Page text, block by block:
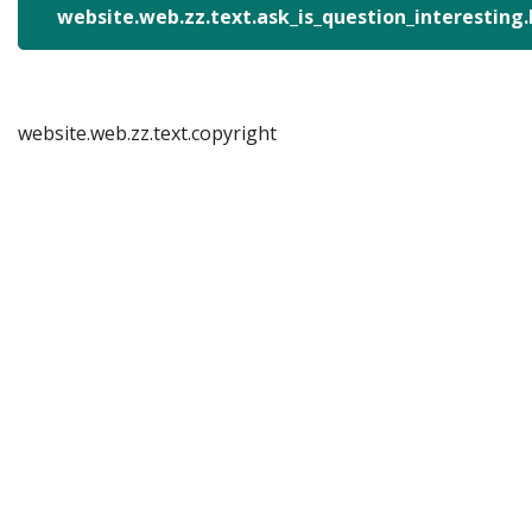
website.web.zz.text.copyright